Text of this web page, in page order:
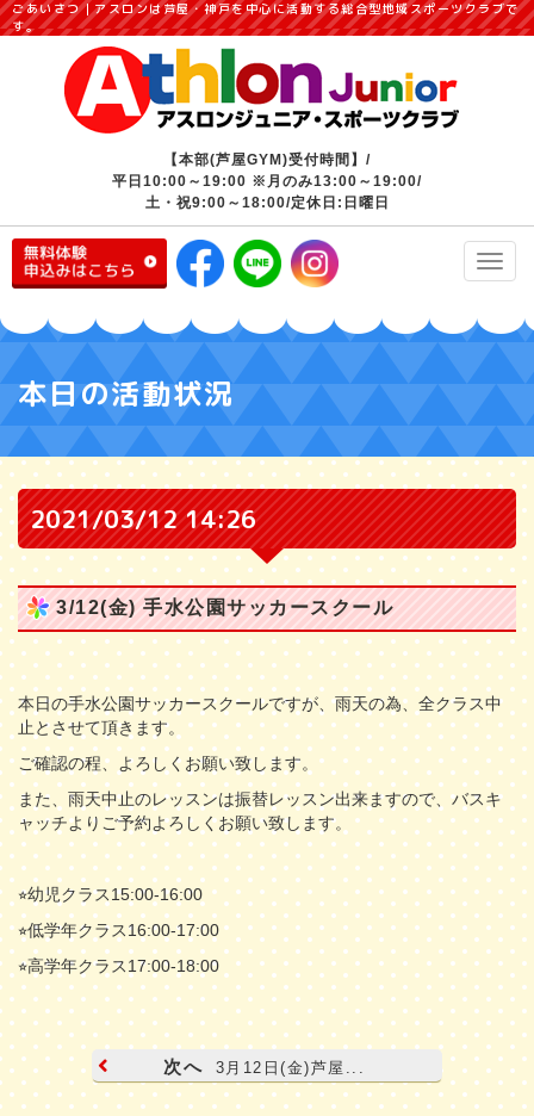
ごあいさつ｜アスロンは芦屋・神戸を中心に活動する総合型地域スポーツクラブで
す。
【本部(芦屋GYM)受付時間】/
平日10:00～19:00 ※月のみ13:00～19:00/
土・祝9:00～18:00/定休日:日曜日
本日の活動状況
2021/03/12 14:26
3/12(金) 手水公園サッカースクール
本日の手水公園サッカースクールですが、雨天の為、全クラス中
止とさせて頂きます。
ご確認の程、よろしくお願い致します。
また、雨天中止のレッスンは振替レッスン出来ますので、バスキ
ャッチよりご予約よろしくお願い致します。
⭐︎幼児クラス15:00-16:00
⭐︎低学年クラス16:00-17:00
⭐︎高学年クラス17:00-18:00
次へ 3月12日(金)芦屋...